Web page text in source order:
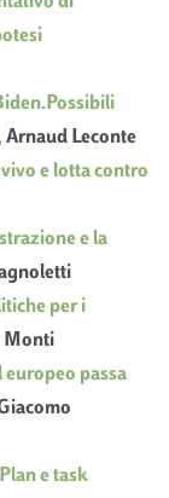
Arnaud Leconte
e lotta contro
e la
per i
Monti
europeo passa
e task